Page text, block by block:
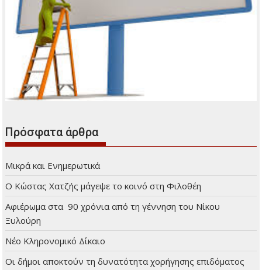
Πρόσφατα άρθρα
Μικρά και Ενημερωτικά
Ο Κώστας Χατζής μάγεψε το κοινό στη Φιλοθέη
Αφιέρωμα στα 90 χρόνια από τη γέννηση του Νίκου
Ξυλούρη
Νέο Κληρονομικό Δίκαιο
Οι δήμοι αποκτούν τη δυνατότητα χορήγησης επιδόματος